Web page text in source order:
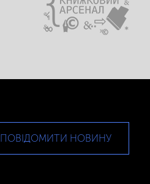
ПОВІДОМИТИ НОВИНУ